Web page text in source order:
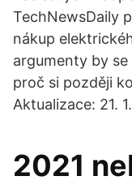
TechNewsDaily
nákup
argumenty by
proč si později
Aktualizace: 21. 1.
2021